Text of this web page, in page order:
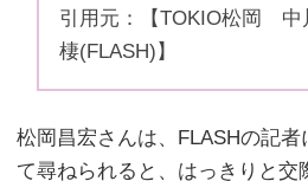
引用元：【TOKIO松岡 中
棲(FLASH)】
松岡昌宏さんは、FLASHの記
て尋ねられると、はっきりと交